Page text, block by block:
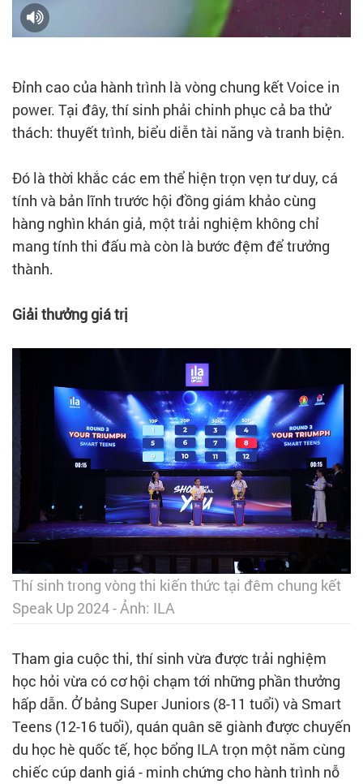
Đỉnh cao của hành trình là vòng chung kết Voice in
power. Tại đây, thí sinh phải chinh phục cả ba thử
thách: thuyết trình, biểu diễn tài năng và tranh biện.
Đó là thời khắc các em thể hiện trọn vẹn tư duy, cá
tính và bản lĩnh trước hội đồng giám khảo cùng
hàng nghìn khán giả, một trải nghiệm không chỉ
mang tính thi đấu mà còn là bước đệm để trưởng
thành.
Giải thưởng giá trị
Thí sinh trong vòng thi kiến thức tại đêm chung kết
Speak Up 2024 - Ảnh: ILA
Tham gia cuộc thi, thí sinh vừa được trải nghiệm
học hỏi vừa có cơ hội chạm tới những phần thưởng
hấp dẫn. Ở bảng Super Juniors (8-11 tuổi) và Smart
Teens (12-16 tuổi), quán quân sẽ giành được chuyến
du học hè quốc tế, học bổng ILA trọn một năm cùng
chiếc cúp danh giá - minh chứng cho hành trình nỗ